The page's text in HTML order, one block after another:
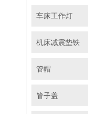
车床工作灯
机床减震垫铁
管帽
管子盖